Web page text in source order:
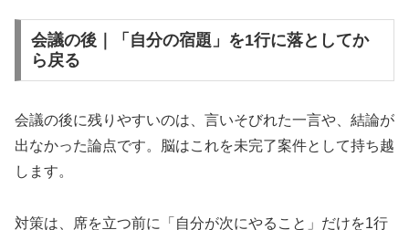
会議の後｜「自分の宿題」を1行に落としてか
ら戻る
会議の後に残りやすいのは、言いそびれた一言や、結論が
出なかった論点です。脳はこれを未完了案件として持ち越
します。
対策は、席を立つ前に「自分が次にやること」だけを1行